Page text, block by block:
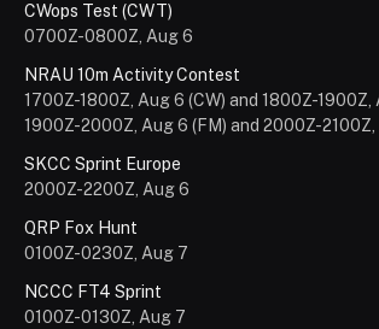
CWops Test (CWT)
0700Z-0800Z, Aug 6
NRAU 10m Activity Contest
1700Z-1800Z, Aug 6 (CW) and 1800Z-1900Z,
1900Z-2000Z, Aug 6 (FM) and 2000Z-2100Z,
SKCC Sprint Europe
2000Z-2200Z, Aug 6
QRP Fox Hunt
0100Z-0230Z, Aug 7
NCCC FT4 Sprint
0100Z-0130Z, Aug 7